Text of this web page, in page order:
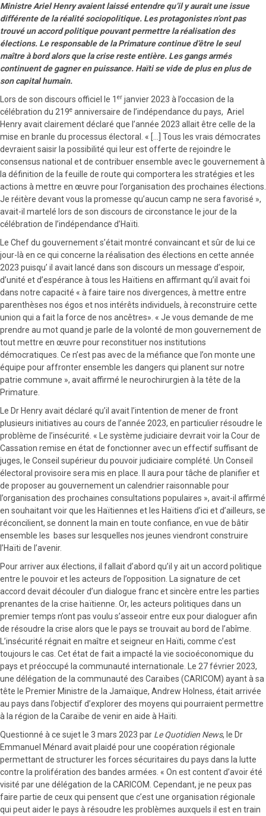
Ministre Ariel Henry avaient laissé entendre qu’il y aurait une issue
différente de la réalité sociopolitique. Les protagonistes n’ont pas
trouvé un accord politique pouvant permettre la réalisation des
élections. Le responsable de la Primature continue d’être le seul
maître à bord alors que la crise reste entière. Les gangs armés
continuent de gagner en puissance. Haïti se vide de plus en plus de
son capital humain.
Lors de son discours officiel le 1 er janvier 2023 à l’occasion de la
célébration du 219e anniversaire de l’indépendance du pays, Ariel
Henry avait clairement déclaré que l’année 2023 allait être celle de la
mise en branle du processus électoral. « […] Tous les vrais démocrates
devraient saisir la possibilité qui leur est offerte de rejoindre le
consensus national et de contribuer ensemble avec le gouvernement à
la définition de la feuille de route qui comportera les stratégies et les
actions à mettre en œuvre pour l’organisation des prochaines élections.
Je réitère devant vous la promesse qu’aucun camp ne sera favorisé »,
avait-il martelé lors de son discours de circonstance le jour de la
célébration de l’indépendance d’Haïti.
Le Chef du gouvernement s’était montré convaincant et sûr de lui ce
jour-là en ce qui concerne la réalisation des élections en cette année
2023 puisqu’ il avait lancé dans son discours un message d’espoir,
d’unité et d’espérance à tous les Haïtiens en affirmant qu’il avait foi
dans notre capacité « à faire taire nos divergences, à mettre entre
parenthèses nos égos et nos intérêts individuels, à reconstruire cette
union qui a fait la force de nos ancêtres». « Je vous demande de me
prendre au mot quand je parle de la volonté de mon gouvernement de
tout mettre en œuvre pour reconstituer nos institutions
démocratiques. Ce n’est pas avec de la méfiance que l’on monte une
équipe pour affronter ensemble les dangers qui planent sur notre
patrie commune », avait affirmé le neurochirurgien à la tête de la
Primature.
Le Dr Henry avait déclaré qu’il avait l’intention de mener de front
plusieurs initiatives au cours de l’année 2023, en particulier résoudre le
problème de l’insécurité. « Le système judiciaire devrait voir la Cour de
Cassation remise en état de fonctionner avec un effectif suffisant de
juges, le Conseil supérieur du pouvoir judiciaire complété. Un Conseil
électoral provisoire sera mis en place. Il aura pour tâche de planifier et
de proposer au gouvernement un calendrier raisonnable pour
l’organisation des prochaines consultations populaires », avait-il affirmé
en souhaitant voir que les Haïtiennes et les Haïtiens d’ici et d’ailleurs, se
réconcilient, se donnent la main en toute confiance, en vue de bâtir
ensemble les bases sur lesquelles nos jeunes viendront construire
l’Haïti de l’avenir.
Pour arriver aux élections, il fallait d’abord qu’il y ait un accord politique
entre le pouvoir et les acteurs de l’opposition. La signature de cet
accord devait découler d’un dialogue franc et sincère entre les parties
prenantes de la crise haïtienne. Or, les acteurs politiques dans un
premier temps n’ont pas voulu s’asseoir entre eux pour dialoguer afin
de résoudre la crise alors que le pays se trouvait au bord de l’abîme.
L’insécurité régnait en maître et seigneur en Haïti, comme c’est
toujours le cas. Cet état de fait a impacté la vie socioéconomique du
pays et préoccupé la communauté internationale. Le 27 février 2023,
une délégation de la communauté des Caraïbes (CARICOM) ayant à sa
tête le Premier Ministre de la Jamaïque, Andrew Holness, était arrivée
au pays dans l’objectif d’explorer des moyens qui pourraient permettre
à la région de la Caraïbe de venir en aide à Haïti.
Questionné à ce sujet le 3 mars 2023 par Le Quotidien News, le Dr
Emmanuel Ménard avait plaidé pour une coopération régionale
permettant de structurer les forces sécuritaires du pays dans la lutte
contre la prolifération des bandes armées. « On est content d’avoir été
visité par une délégation de la CARICOM. Cependant, je ne peux pas
faire partie de ceux qui pensent que c’est une organisation régionale
qui peut aider le pays à résoudre les problèmes auxquels il est en train